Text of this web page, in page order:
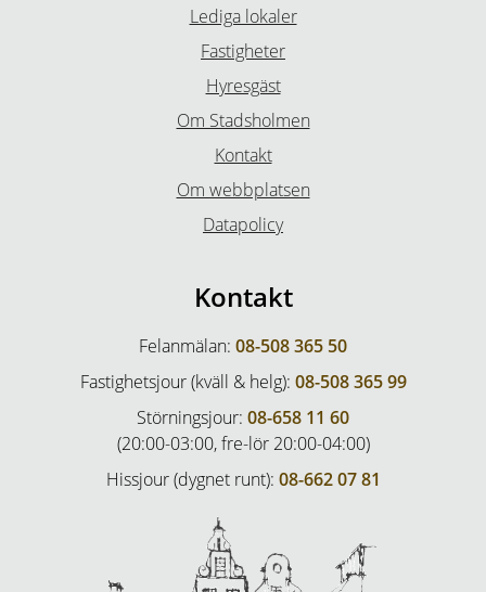
Lediga lokaler
Fastigheter
Hyresgäst
Om Stadsholmen
Kontakt
Om webbplatsen
Datapolicy
Kontakt
Felanmälan: 08-508 365 50
Fastighetsjour (kväll & helg): 08-508 365 99
Störningsjour: 08-658 11 60
(20:00-03:00, fre-lör 20:00-04:00)
Hissjour (dygnet runt): 08-662 07 81